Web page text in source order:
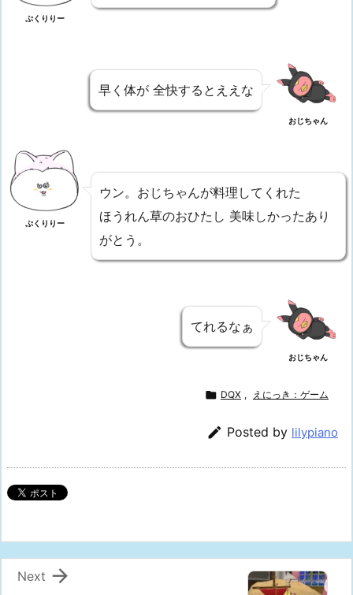
ぷくりりー
早く体が 全快するとええな
おじちゃん
ぷくりりー
ウン。おじちゃんが料理してくれた
ほうれん草のおひたし 美味しかったあり
がとう。
てれるなぁ
おじちゃん
 DQX , えにっき：ゲーム
 Posted by lilypiano

Next